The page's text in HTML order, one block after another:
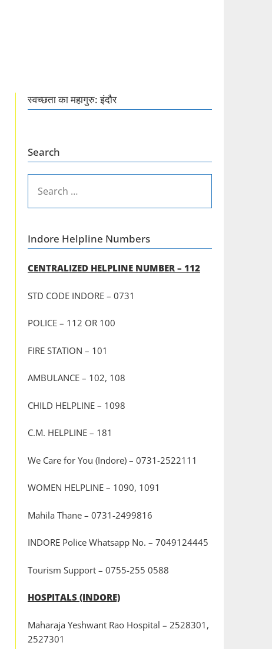
स्वच्छता का महागुरु: इंदौर
Search
FOR:
Indore Helpline Numbers
CENTRALIZED HELPLINE NUMBER – 112
STD CODE INDORE – 0731
POLICE – 112 OR 100
FIRE STATION – 101
AMBULANCE – 102, 108
CHILD HELPLINE – 1098
C.M. HELPLINE – 181
We Care for You (Indore) – 0731-2522111
WOMEN HELPLINE – 1090, 1091
Mahila Thane – 0731-2499816
INDORE Police Whatsapp No. – 7049124445
Tourism Support – 0755-255 0588
HOSPITALS (INDORE)
Maharaja Yeshwant Rao Hospital – 2528301,
2527301